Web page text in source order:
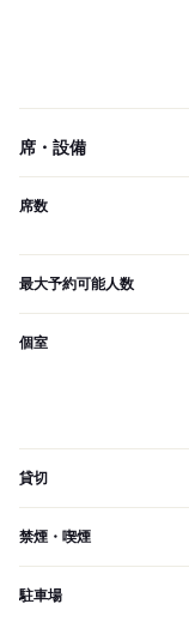
席・設備
席数
最大予約可能人数
個室
貸切
禁煙・喫煙
駐車場